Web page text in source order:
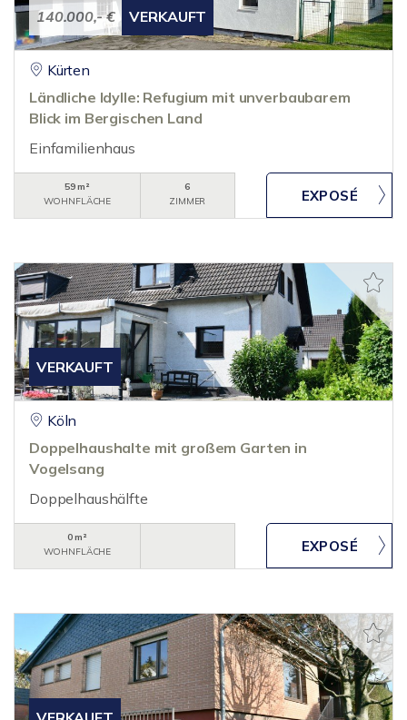
140.000,- € VERKAUFT
Kürten
Ländliche Idylle: Refugium mit unverbaubarem
Blick im Bergischen Land
Einfamilienhaus
59 m²
WOHNFLÄCHE
6
ZIMMER
VERKAUFT
Köln
Doppelhaushalte mit großem Garten in
Vogelsang
Doppelhaushälfte
0 m²
WOHNFLÄCHE